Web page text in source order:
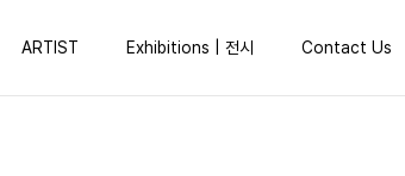
ARTIST Exhibitions | 전시 Contact Us